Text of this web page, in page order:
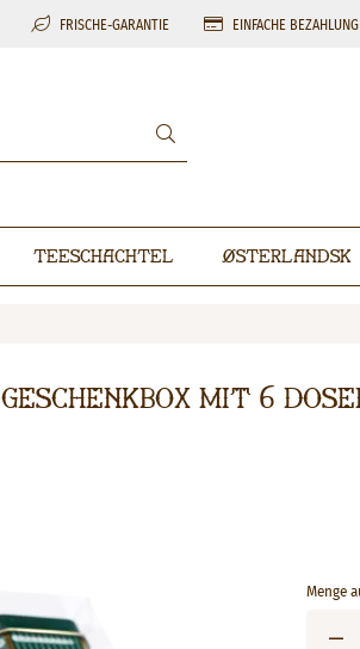
FRISCHE-GARANTIE EINFACHE BEZAHLUNG
Teeschachtel Østerlandsk
Geschenkbox mit 6
Menge